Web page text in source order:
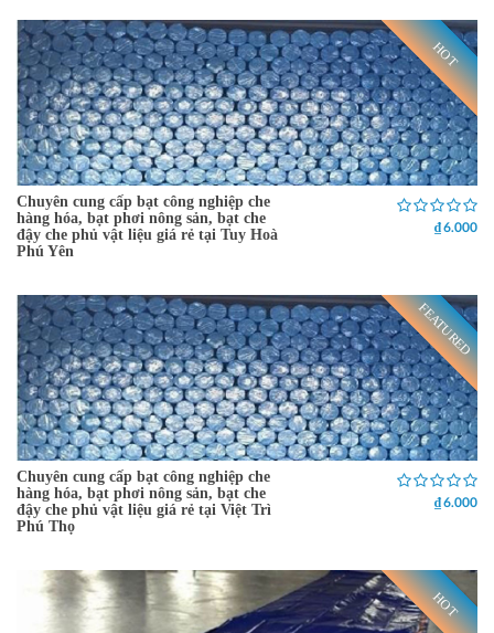
HOT
Chuyên cung cấp bạt công nghiệp che
hàng hóa, bạt phơi nông sản, bạt che
đậy che phủ vật liệu giá rẻ tại Tuy Hoà
Phú Yên
₫ 6.000
FEATURED
Chuyên cung cấp bạt công nghiệp che
hàng hóa, bạt phơi nông sản, bạt che
đậy che phủ vật liệu giá rẻ tại Việt Trì
Phú Thọ
₫ 6.000
HOT